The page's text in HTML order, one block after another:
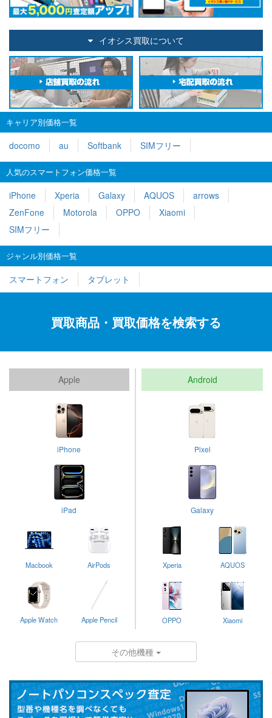
イオシス買取について
キャリア別価格一覧
docomo au Softbank SIMフリー
人気のスマートフォン価格一覧
iPhone Xperia Galaxy AQUOS
arrows
ZenFone
Motorola OPPO
Xiaomi
SIMフリー
ジャンル別価格一覧
スマートフォン タブレット
買取商品・買取価格を検索する
Apple
iPhone
iPad
Macbook AirPods
Apple Watch Apple Pencil
Android
Pixel
Galaxy
Xperia AQUOS
OPPO Xiaomi
その他機種